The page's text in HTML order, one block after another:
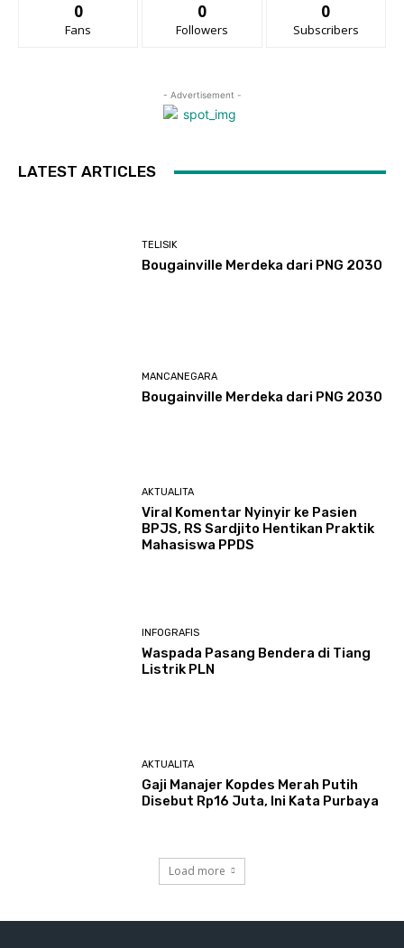
0
Fans
0
Followers
0
Subscribers
- Advertisement -
LATEST ARTICLES
TELISIK
Bougainville Merdeka dari PNG 2030
MANCANEGARA
Bougainville Merdeka dari PNG 2030
AKTUALITA
Viral Komentar Nyinyir ke Pasien
BPJS, RS Sardjito Hentikan Praktik
Mahasiswa PPDS
INFOGRAFIS
Waspada Pasang Bendera di Tiang
Listrik PLN
AKTUALITA
Gaji Manajer Kopdes Merah Putih
Disebut Rp16 Juta, Ini Kata Purbaya
Load more